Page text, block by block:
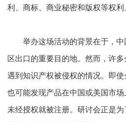
利、商标、商业秘密和版权等权利
举办这场活动的背景在于，
区出口的重要目的地。然而，许
遇到知识产权被侵权的情况。即使
也可能发现产品在中国或美国市
未经授权就被注册。研讨会正是